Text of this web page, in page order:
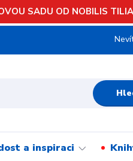
SADU OD NOBILIS
a inspiraci